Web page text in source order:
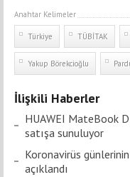
Anahtar Kelimeler
Türkiye TÜBİTAK
Yakup Börekcioğlu
İlişkili Haberler
HUAWEI MateBook
satışa sunuluyor
Koronavirüs
açıklandı